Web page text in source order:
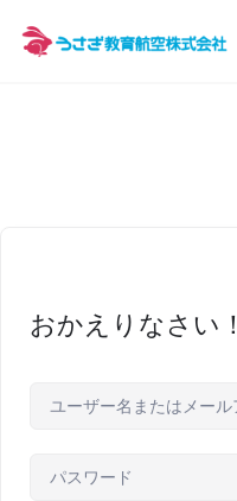
content
おかえりなさい！